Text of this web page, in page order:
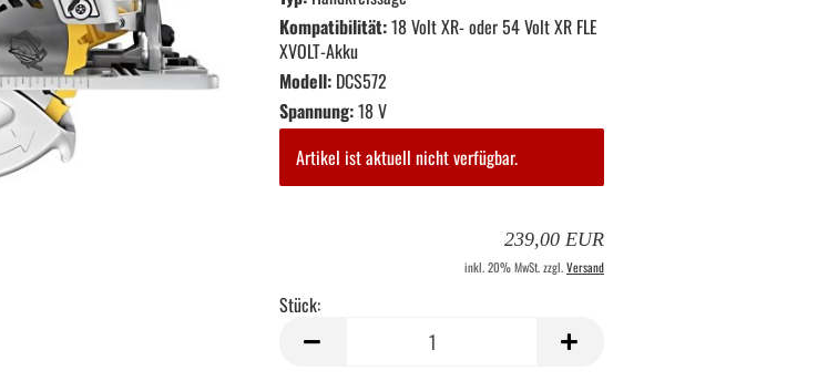
Kompatibilität:18 Volt XR- oder 54 Volt XR FLE
XVOLT-Akku
Modell: DCS572
Spannung:18 V
Artikel ist aktuell nicht verfügbar.
239,00 EUR
inkl. 20% MwSt. zzgl.Versand
Stück:
Stück